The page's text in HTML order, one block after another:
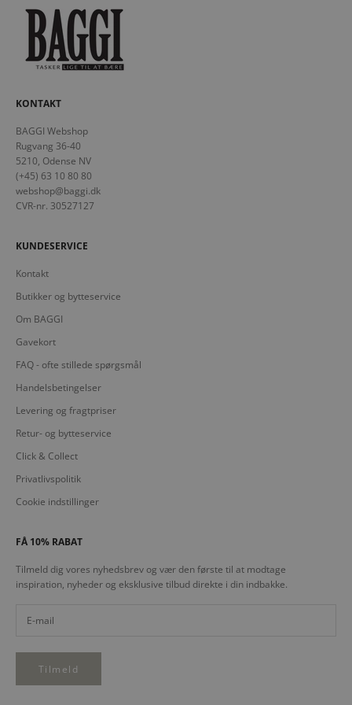
KONTAKT
BAGGI Webshop
Rugvang 36-40
5210, Odense NV
(+45) 63 10 80 80
webshop@baggi.dk
CVR-nr. 30527127
KUNDESERVICE
Kontakt
Butikker og bytteservice
Om BAGGI
Gavekort
FAQ - ofte stillede spørgsmål
Handelsbetingelser
Levering og fragtpriser
Retur- og bytteservice
Click & Collect
Privatlivspolitik
Cookie indstillinger
FÅ 10% RABAT
Tilmeld dig vores nyhedsbrev og vær den første til at modtage
inspiration, nyheder og eksklusive tilbud direkte i din indbakke.
Tilmeld